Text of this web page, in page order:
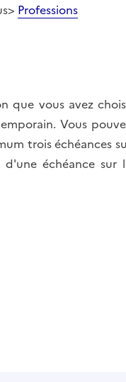
Professions
que vous avez
Vous
trois échéances
échéance sur